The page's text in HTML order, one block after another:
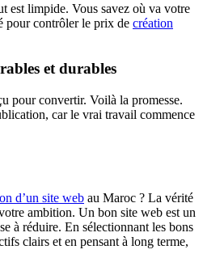
est limpide. Vous savez où va votre
pour contrôler le prix de création
et durables
pour convertir. Voilà la promesse.
car le vrai travail commence
d’un site web au Maroc ? La vérité
ambition. Un bon site web est un
à réduire. En sélectionnant les bons
clairs et en pensant à long terme,